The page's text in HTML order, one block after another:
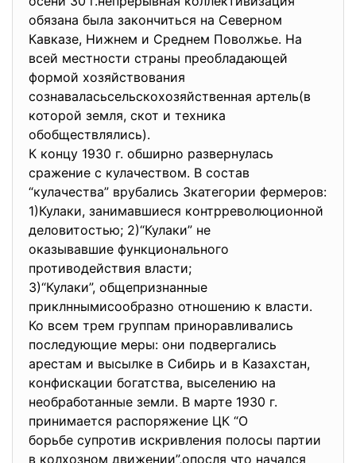
обязана была закончиться на Северном
Кавказе, Нижнем и Среднем Поволжье. На
всей местности страны преобладающей
формой хозяйствования
сознаваласьсельскохозяйственная артель(в
которой земля, скот и техника
обобществлялись).
К концу 1930 г. обширно развернулась
сражение с кулачеством. В состав
“кулачества” врубались 3категории фермеров:
1)Кулаки, занимавшиеся контрреволюционной
деловитостью; 2)“Кулаки” не
оказывавшие функционального
противодействия власти;
3)“Кулаки”, общепризнанные
приклннымисообразно отношению к власти.
Ко всем трем группам приноравливались
последующие меры: они подвергались
арестам и высылке в Сибирь и в Казахстан,
конфискации богатства, выселению на
необработанные земли. В марте 1930 г.
принимается распоряжение ЦК “О
борьбе супротив искривления полосы партии
в колхозном движении”,опосля что начался